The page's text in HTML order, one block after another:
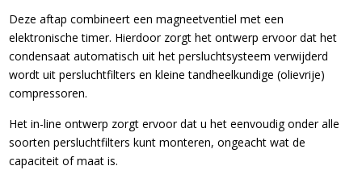
Deze aftap combineert een magneetventiel met een
elektronische timer. Hierdoor zorgt het ontwerp ervoor dat het
condensaat automatisch uit het persluchtsysteem verwijderd
wordt uit persluchtfilters en kleine tandheelkundige (olievrije)
compressoren.
Het in-line ontwerp zorgt ervoor dat u het eenvoudig onder alle
soorten persluchtfilters kunt monteren, ongeacht wat de
capaciteit of maat is.